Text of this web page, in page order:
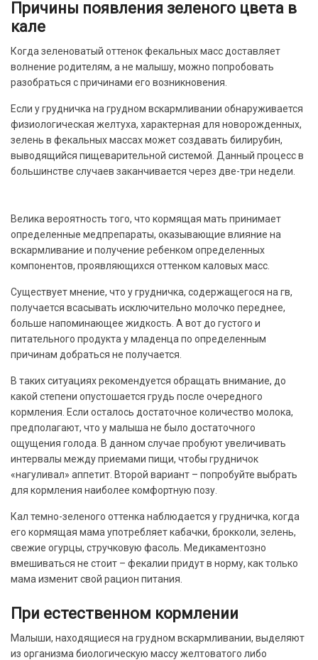
Причины появления зеленого цвета в
кале
Когда зеленоватый оттенок фекальных масс доставляет
волнение родителям, а не малышу, можно попробовать
разобраться с причинами его возникновения.
Если у грудничка на грудном вскармливании обнаруживается
физиологическая желтуха, характерная для новорожденных,
зелень в фекальных массах может создавать билирубин,
выводящийся пищеварительной системой. Данный процесс в
большинстве случаев заканчивается через две-три недели.
Велика вероятность того, что кормящая мать принимает
определенные медпрепараты, оказывающие влияние на
вскармливание и получение ребенком определенных
компонентов, проявляющихся оттенком каловых масс.
Существует мнение, что у грудничка, содержащегося на гв,
получается всасывать исключительно молочко переднее,
больше напоминающее жидкость. А вот до густого и
питательного продукта у младенца по определенным
причинам добраться не получается.
В таких ситуациях рекомендуется обращать внимание, до
какой степени опустошается грудь после очередного
кормления. Если осталось достаточное количество молока,
предполагают, что у малыша не было достаточного
ощущения голода. В данном случае пробуют увеличивать
интервалы между приемами пищи, чтобы грудничок
«нагуливал» аппетит. Второй вариант – попробуйте выбрать
для кормления наиболее комфортную позу.
Кал темно-зеленого оттенка наблюдается у грудничка, когда
его кормящая мама употребляет кабачки, брокколи, зелень,
свежие огурцы, стручковую фасоль. Медикаментозно
вмешиваться не стоит – фекалии придут в норму, как только
мама изменит свой рацион питания.
При естественном кормлении
Малыши, находящиеся на грудном вскармливании, выделяют
из организма биологическую массу желтоватого либо